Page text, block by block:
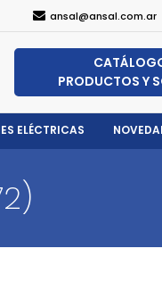
ansal@ansal.com.ar
PRODUCTOS Y
ELÉCTRICAS